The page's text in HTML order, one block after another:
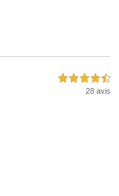
4,5 étoiles sur 5
28 avis